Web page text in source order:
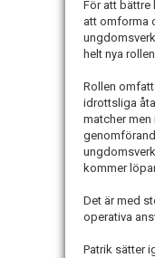
För att bättre
att omforma
helt nya rollen
Rollen
idrottsliga
matcher
kommer
Det är med
operativa
Patrik sätter